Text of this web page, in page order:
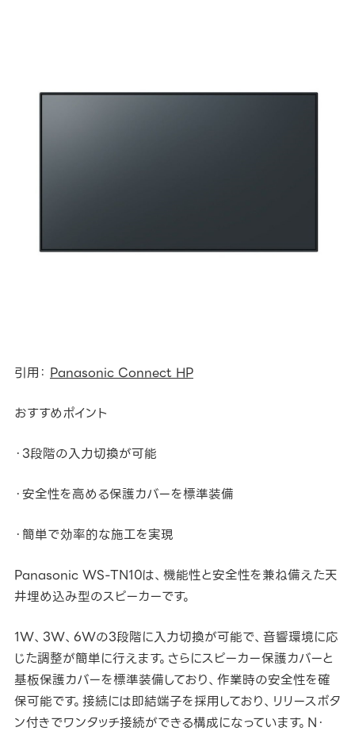
引用： Panasonic Connect HP
おすすめポイント
・3段階の入力切換が可能
・安全性を高める保護カバーを標準装備
・簡単で効率的な施工を実現
Panasonic WS-TN10は、機能性と安全性を兼ね備えた天
井埋め込み型のスピーカーです。
1W、3W、6Wの3段階に入力切換が可能で、音響環境に応
じた調整が簡単に行えます。さらにスピーカー保護カバーと
基板保護カバーを標準装備しており、作業時の安全性を確
保可能です。接続には即結端子を採用しており、リリースボタ
ン付きでワンタッチ接続ができる構成になっています。N・